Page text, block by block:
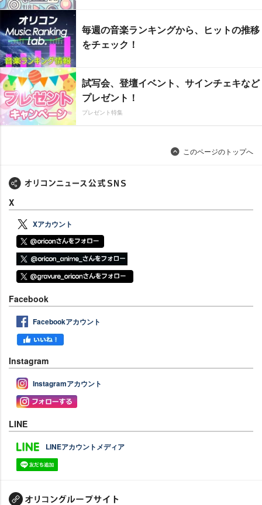
毎週の音楽ランキングから、ヒットの推移
をチェック！
試写会、登壇イベント、サインチェキなど
プレゼント！
プレゼント特集
このページのトップへ
X
Xアカウント
Facebook
Facebookアカウント
Instagram
Instagramアカウント
LINE
LINEアカウントメディア